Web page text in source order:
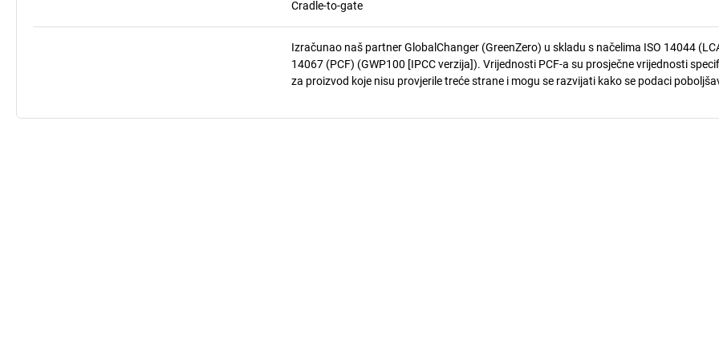
Cradle-to-gate
Izračunao naš partner GlobalChanger (GreenZero) u skladu s načelima ISO 14044
14067 (PCF) (GWP100 [IPCC verzija]). Vrijednosti PCF-a su prosječne vrijednosti
za proizvod koje nisu provjerile treće strane i mogu se razvijati kako se podaci